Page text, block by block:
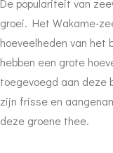
De populariteit van
groei. Het Wakame-
hoeveelheden van het
hebben een grote
toegevoegd aan deze
zijn frisse en
deze groene thee.